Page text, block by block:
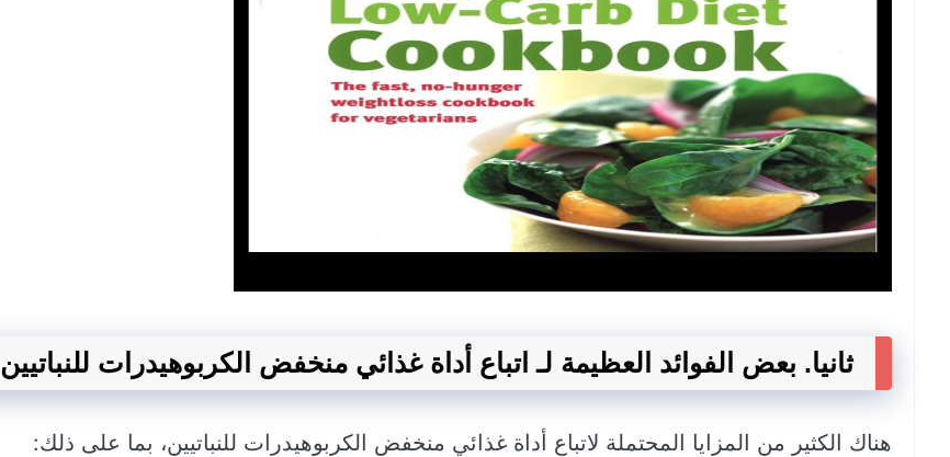
ثانيا. بعض الفوائد العظيمة لـ اتباع أداة غذائي منخفض الكربوهيدرات للنباتيين
هناك الكثير من المزايا المحتملة لاتباع أداة غذائي منخفض الكربوهيدرات للنباتيين، بما على ذلك: